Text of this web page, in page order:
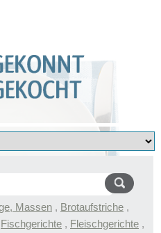
Massen , Brotaufstriche ,
Fischgerichte , Fleischgerichte ,